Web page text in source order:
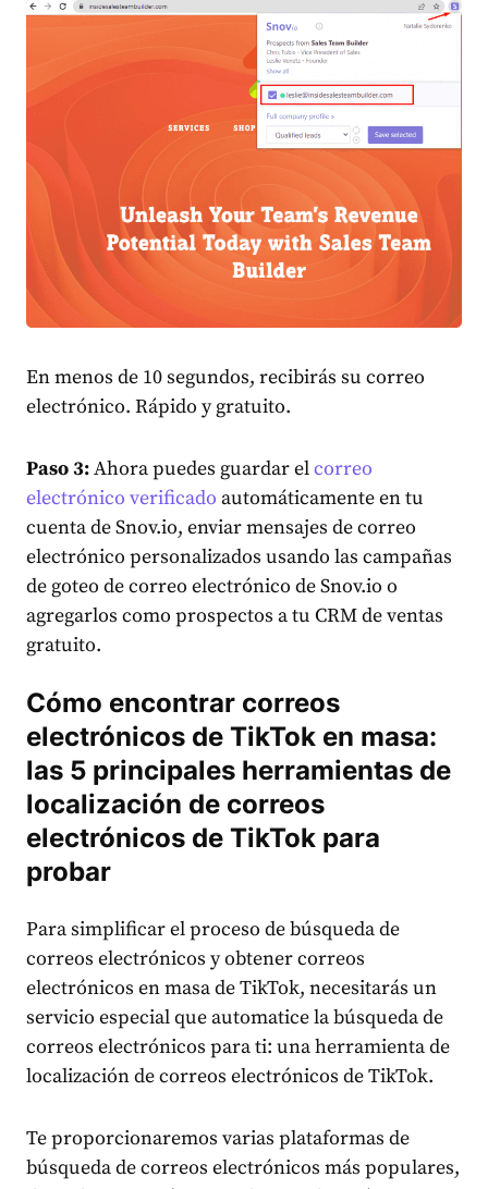
En menos de 10 segundos, recibirás su correo
electrónico. Rápido y gratuito.
Paso 3:Ahora puedes guardar elcorreo
electrónico verificado automáticamente en tu
cuenta de Snov.io, enviar mensajes de correo
electrónico personalizados usando las campañas
de goteo de correo electrónico de Snov.io o
agregarlos como prospectos a tu CRM de ventas
gratuito.
Cómo encontrar correos
electrónicos de TikTok en masa:
las 5 principales herramientas de
localización de correos
electrónicos de TikTok para
probar
Para simplificar el proceso de búsqueda de
correos electrónicos y obtener correos
electrónicos en masa de TikTok, necesitarás un
servicio especial que automatice la búsqueda de
correos electrónicos para ti: una herramienta de
localización de correos electrónicos de TikTok.
Te proporcionaremos varias plataformas de
búsqueda de correos electrónicos más populares,